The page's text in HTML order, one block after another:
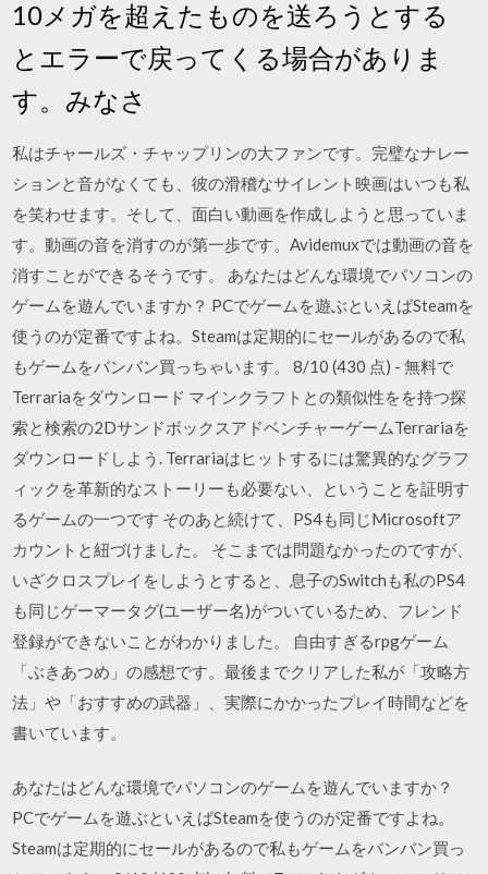
10メガを超えたものを送ろうとする
とエラーで戻ってくる場合がありま
す。みなさ
私はチャールズ・チャップリンの大ファンです。完璧なナレー
ションと音がなくても、彼の滑稽なサイレント映画はいつも私
を笑わせます。そして、面白い動画を作成しようと思っていま
す。動画の音を消すのが第一歩です。Avidemuxでは動画の音を
消すことができるそうです。 あなたはどんな環境でパソコンの
ゲームを遊んでいますか？ PCでゲームを遊ぶといえばSteamを
使うのが定番ですよね。Steamは定期的にセールがあるので私
もゲームをバンバン買っちゃいます。 8/10 (430 点) - 無料で
Terrariaをダウンロード マインクラフトとの類似性をを持つ探
索と検索の2DサンドボックスアドベンチャーゲームTerrariaを
ダウンロードしよう. Terrariaはヒットするには驚異的なグラフ
ィックを革新的なストーリーも必要ない、ということを証明す
るゲームの一つです そのあと続けて、PS4も同じMicrosoftア
カウントと紐づけました。 そこまでは問題なかったのですが、
いざクロスプレイをしようとすると、息子のSwitchも私のPS4
も同じゲーマータグ(ユーザー名)がついているため、フレンド
登録ができないことがわかりました。 自由すぎるrpgゲーム
「ぶきあつめ」の感想です。最後までクリアした私が「攻略方
法」や「おすすめの武器」、実際にかかったプレイ時間などを
書いています。
あなたはどんな環境でパソコンのゲームを遊んでいますか？
PCでゲームを遊ぶといえばSteamを使うのが定番ですよね。
Steamは定期的にセールがあるので私もゲームをバンバン買っ